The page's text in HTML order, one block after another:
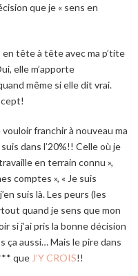
que je « sens en
tête à tête avec ma p’tite
elle m’apporte
même si elle dit vrai.
vouloir franchir à nouveau ma
dans l’20%!! Celle où je
en terrain connu »,
comptes », « Je suis
suis là. Les peurs (les
quand je sens que mon
si j’ai pris la bonne décision
ça aussi… Mais le pire dans
que J’Y CROIS!!